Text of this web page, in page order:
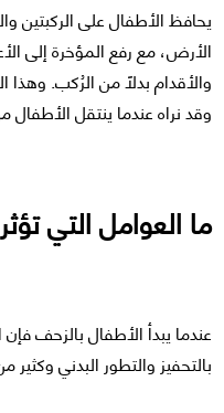
يحافظ الأطفال على
الأرض، مع رفع المؤخرة إلى
والأقدام بدلًا من الرُكب.
وقد نراه عندما ينتقل
ما العوامل التي
عندما يبدأ الأطفال بالزحف
بالتحفيز والتطور البدني وكثير